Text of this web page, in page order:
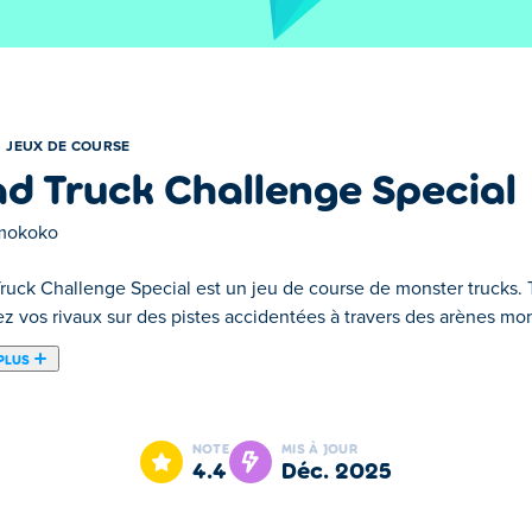
JEUX DE COURSE
Truck Challenge Special
Challenge Special est un jeu de course de monster
vos rivaux sur des pistes accidentées à travers des arènes
où vous essayez de détruire et de dépasser vos
nitro pour les dépasser. Gagnez des pièces, achetez de
des décalcomanies et des béliers personnalisés pour
NOTE
4.4
MIS À JOUR
déc. 2025